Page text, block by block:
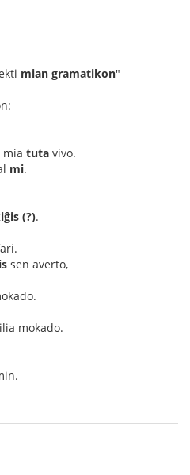
mian gramatikon"
mia tuta vivo.
mi.
(?).
sen averto,
mokado.